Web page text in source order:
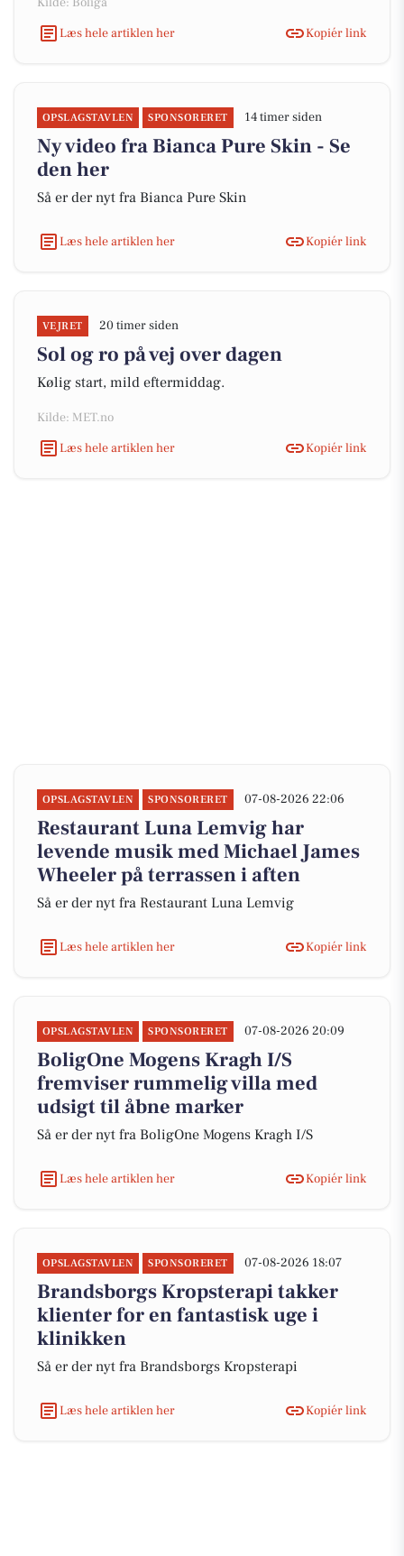
Læs hele artiklen her
Kopiér link
OPSLAGSTAVLEN SPONSORERET 14 timer siden
Ny video fra Bianca Pure Skin - Se
den her
Så er der nyt fra Bianca Pure Skin
Læs hele artiklen her Kopiér link
VEJRET 20 timer siden
Sol og ro på vej over dagen
Kølig start, mild eftermiddag.
Kilde: MET.no
Læs hele artiklen her
Kopiér link
OPSLAGSTAVLEN SPONSORERET 07-08-2026 22:06
Restaurant Luna Lemvig har
levende musik med Michael James
Wheeler på terrassen i aften
Så er der nyt fra Restaurant Luna Lemvig
Læs hele artiklen her Kopiér link
OPSLAGSTAVLEN SPONSORERET 07-08-2026 20:09
BoligOne Mogens Kragh I/S
fremviser rummelig villa med
udsigt til åbne marker
Så er der nyt fra BoligOne Mogens Kragh I/S
Læs hele artiklen her Kopiér link
OPSLAGSTAVLEN SPONSORERET 07-08-2026 18:07
Brandsborgs Kropsterapi takker
klienter for en fantastisk uge i
klinikken
Så er der nyt fra Brandsborgs Kropsterapi
Læs hele artiklen her Kopiér link